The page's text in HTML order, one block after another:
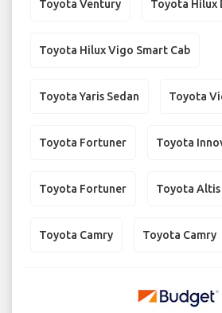
Toyota Ventury Toyota Hilux
Toyota Hilux Vigo Smart Cab
Toyota Yaris Sedan Toyota
Toyota Fortuner Toyota
Toyota Fortuner Toyota Altis
Toyota Camry Toyota Camry